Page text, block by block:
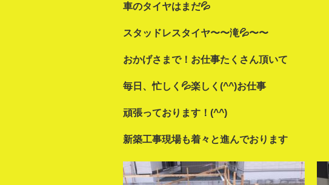
車のタイヤはまだ💦
スタッドレスタイヤ〜〜滝💦〜〜
おかげさまで！お仕事たくさん頂いて
毎日、忙しく💦楽しく(^^)お仕事
頑張っております！(^^)
新築工事現場も着々と進んでおります